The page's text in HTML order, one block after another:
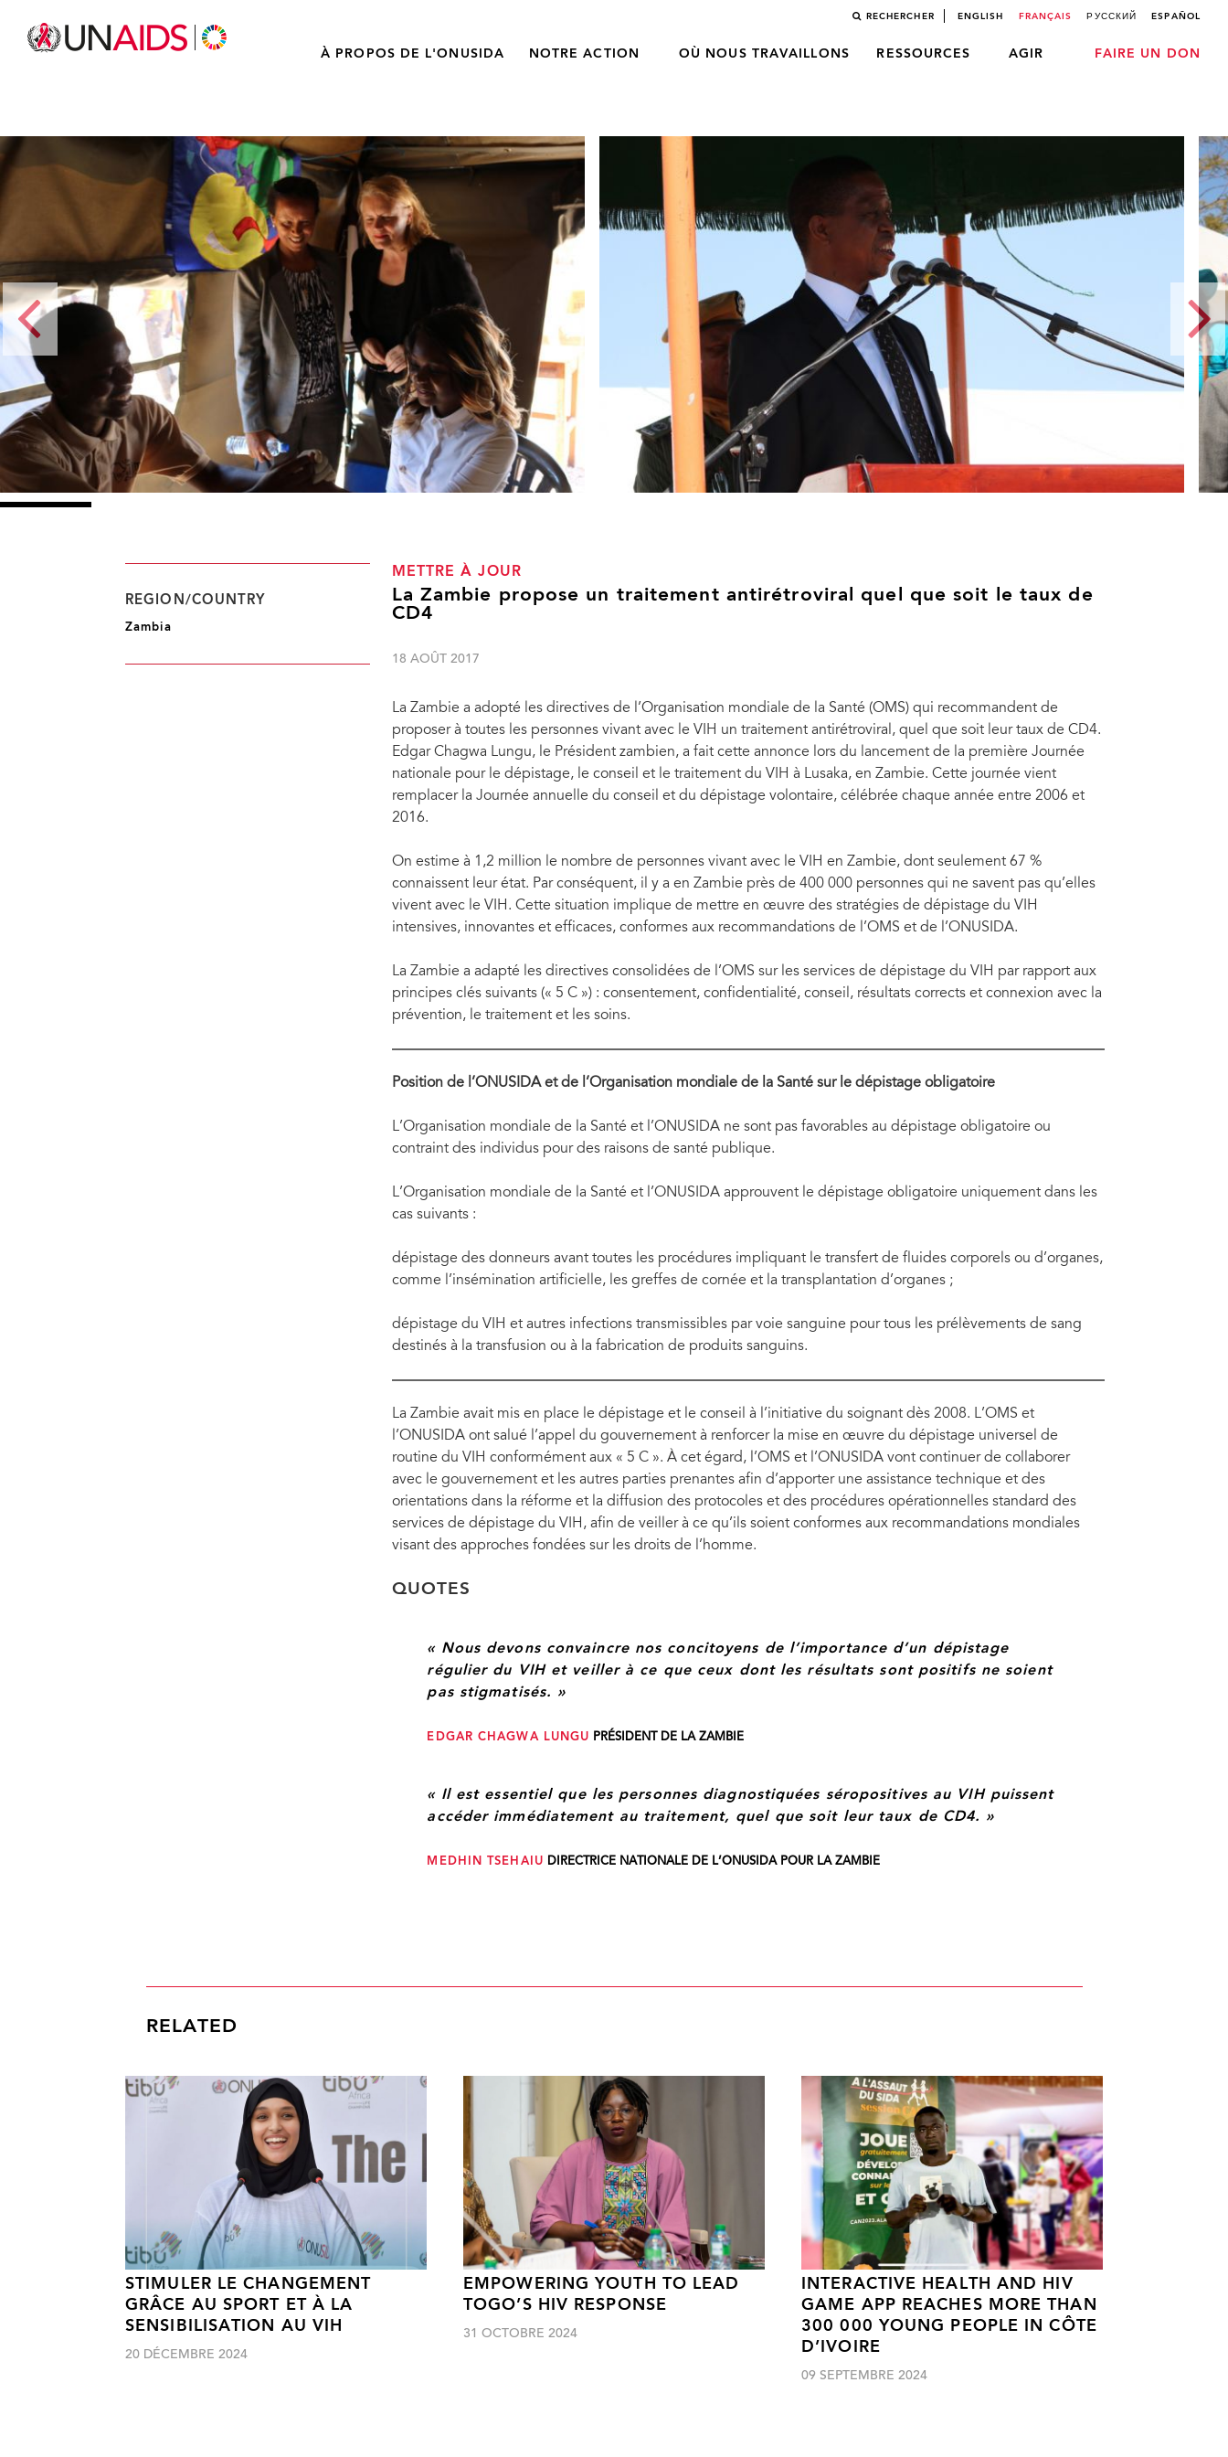
RECHERCHER ENGLISH FRANÇAIS РУССКИЙ ESPAÑOL
À PROPOS DE L'ONUSIDA NOTRE ACTION OÙ NOUS TRAVAILLONS RESSOURCES AGIR FAIRE UN DON
METTRE À JOUR
La Zambie propose un traitement antirétroviral quel que soit le taux de
CD4
18 AOÛT 2017
La Zambie a adopté les directives de l’Organisation mondiale de la Santé (OMS) qui recommandent de
proposer à toutes les personnes vivant avec le VIH un traitement antirétroviral, quel que soit leur taux de CD4.
Edgar Chagwa Lungu, le Président zambien, a fait cette annonce lors du lancement de la première Journée
nationale pour le dépistage, le conseil et le traitement du VIH à Lusaka, en Zambie. Cette journée vient
remplacer la Journée annuelle du conseil et du dépistage volontaire, célébrée chaque année entre 2006 et
2016.
On estime à 1,2 million le nombre de personnes vivant avec le VIH en Zambie, dont seulement 67 %
connaissent leur état. Par conséquent, il y a en Zambie près de 400 000 personnes qui ne savent pas qu’elles
vivent avec le VIH. Cette situation implique de mettre en œuvre des stratégies de dépistage du VIH
intensives, innovantes et efficaces, conformes aux recommandations de l’OMS et de l’ONUSIDA.
La Zambie a adapté les directives consolidées de l’OMS sur les services de dépistage du VIH par rapport aux
principes clés suivants (« 5 C ») : consentement, confidentialité, conseil, résultats corrects et connexion avec la
prévention, le traitement et les soins.
Position de l’ONUSIDA et de l’Organisation mondiale de la Santé sur le dépistage obligatoire
L’Organisation mondiale de la Santé et l’ONUSIDA ne sont pas favorables au dépistage obligatoire ou
contraint des individus pour des raisons de santé publique.
L’Organisation mondiale de la Santé et l’ONUSIDA approuvent le dépistage obligatoire uniquement dans les
cas suivants :
dépistage des donneurs avant toutes les procédures impliquant le transfert de fluides corporels ou d’organes,
comme l’insémination artificielle, les greffes de cornée et la transplantation d’organes ;
dépistage du VIH et autres infections transmissibles par voie sanguine pour tous les prélèvements de sang
destinés à la transfusion ou à la fabrication de produits sanguins.
La Zambie avait mis en place le dépistage et le conseil à l’initiative du soignant dès 2008. L’OMS et
l’ONUSIDA ont salué l’appel du gouvernement à renforcer la mise en œuvre du dépistage universel de
routine du VIH conformément aux « 5 C ». À cet égard, l’OMS et l’ONUSIDA vont continuer de collaborer
avec le gouvernement et les autres parties prenantes afin d’apporter une assistance technique et des
orientations dans la réforme et la diffusion des protocoles et des procédures opérationnelles standard des
services de dépistage du VIH, afin de veiller à ce qu’ils soient conformes aux recommandations mondiales
visant des approches fondées sur les droits de l’homme.
QUOTES
« Nous devons convaincre nos concitoyens de l’importance d’un dépistage
régulier du VIH et veiller à ce que ceux dont les résultats sont positifs ne soient
pas stigmatisés. »
EDGAR CHAGWA LUNGU PRÉSIDENT DE LA ZAMBIE
« Il est essentiel que les personnes diagnostiquées séropositives au VIH puissent
accéder immédiatement au traitement, quel que soit leur taux de CD4. »
MEDHIN TSEHAIU DIRECTRICE NATIONALE DE L’ONUSIDA POUR LA ZAMBIE
REGION/COUNTRY
Zambia
RELATED
STIMULER LE CHANGEMENT
GRÂCE AU SPORT ET À LA
SENSIBILISATION AU VIH
20 DÉCEMBRE 2024
EMPOWERING YOUTH TO LEAD
TOGO’S HIV RESPONSE
31 OCTOBRE 2024
INTERACTIVE HEALTH AND HIV
GAME APP REACHES MORE THAN
300 000 YOUNG PEOPLE IN CÔTE
D’IVOIRE
09 SEPTEMBRE 2024